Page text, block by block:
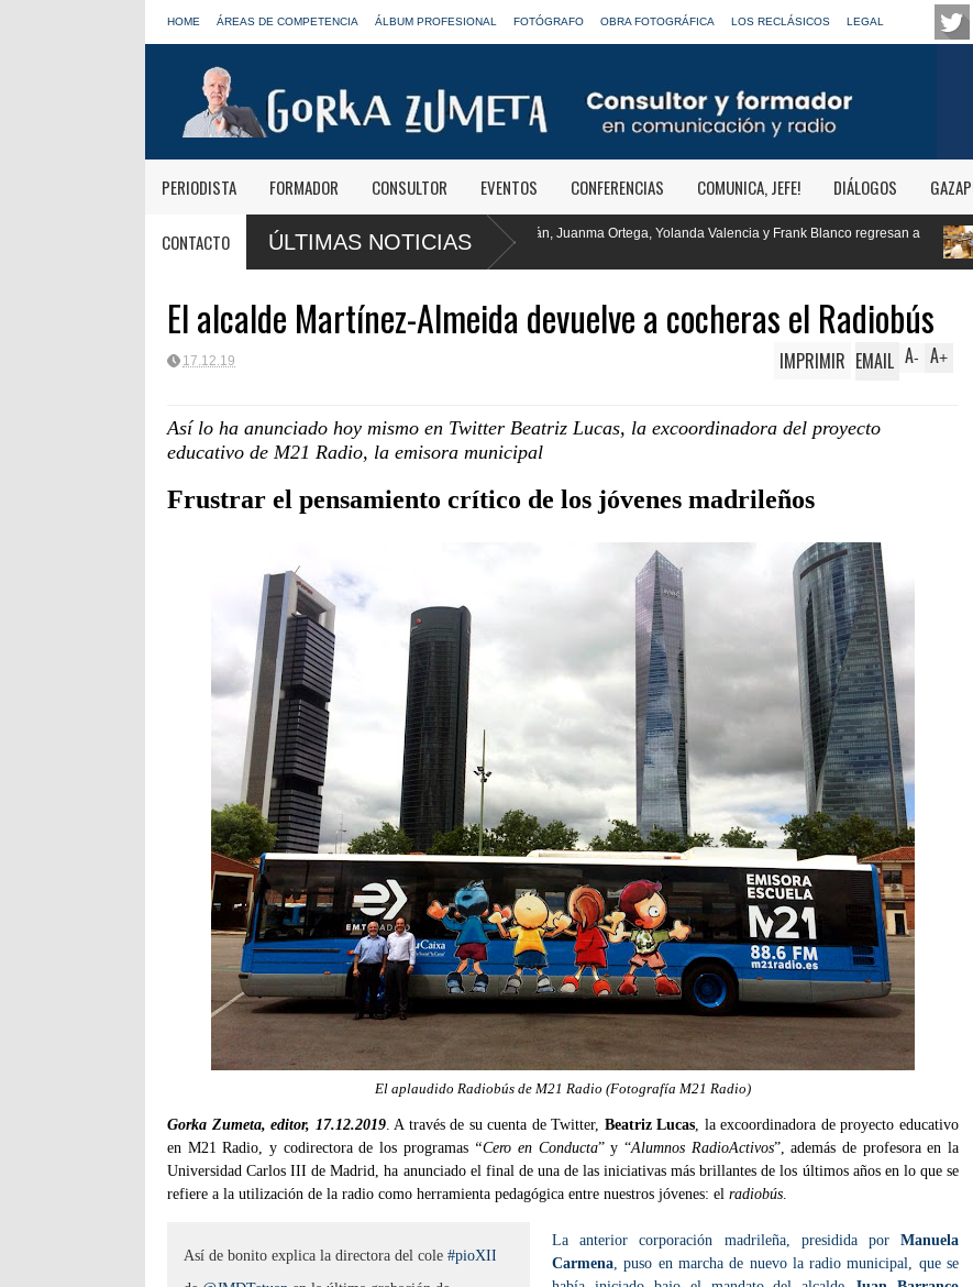
HOME ÁREAS DE COMPETENCIA ÁLBUM PROFESIONAL FOTÓGRAFO OBRA FOTOGRÁFICA LOS RECLÁSICOS LEGAL
PERIODISTA FORMADOR CONSULTOR EVENTOS CONFERENCIAS COMUNICA, JEFE! DIÁLOGOS
CONTACTO ÚLTIMAS NOTICIAS
José Antonio Abellán, Juanma Ortega, Yolanda Valencia y Frank Blanco regresan a
LOS40
RTVE reivindica la transformación
El alcalde Martínez-Almeida devuelve a cocheras el Radiobús
17.12.19 A+
A-
IMPRIMIR EMAIL
Así lo ha anunciado hoy mismo en Twitter Beatriz Lucas, la excoordinadora del proyecto
educativo de M21 Radio, la emisora municipal
Frustrar el pensamiento crítico de los jóvenes madrileños
El aplaudido Radiobús de M21 Radio (Fotografía M21 Radio)
Gorka Zumeta, editor, 17.12.2019. A través de su cuenta de Twitter, Beatriz Lucas , la excoordinadora de proyecto educativo
en M21 Radio, y codirectora de los programas “Cero en Conducta” y “Alumnos RadioActivos”, además de profesora en la
Universidad Carlos III de Madrid, ha anunciado el final de una de las iniciativas más brillantes de los últimos años en lo que se
refiere a la utilización de la radio como herramienta pedagógica entre nuestros jóvenes: el radiobús
Así de bonito explica la directora del cole #pioXII
La anterior corporación madrileña, presidida por Manuela
Carmena , puso en marcha de nuevo la radio municipal, que se